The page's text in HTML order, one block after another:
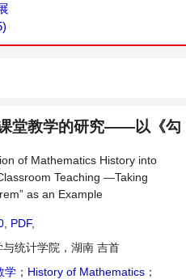
堂教学的研究——以《勾
of Mathematics History into
Teaching —Taking
as an Example
PDF,
与统计学院，湖南 吉首
学 ； History of Mathematics ；